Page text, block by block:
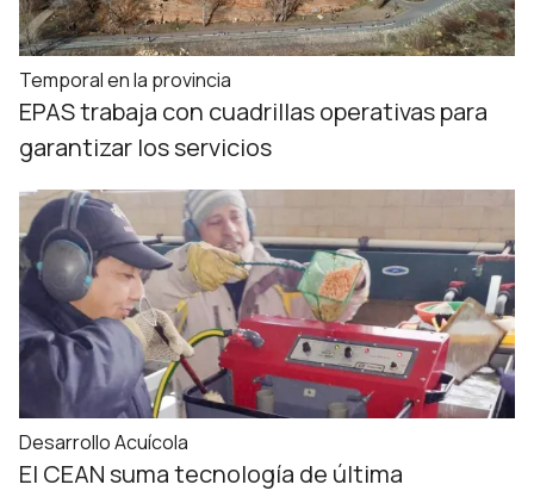
Temporal en la provincia
EPAS trabaja con cuadrillas operativas para
garantizar los servicios
Desarrollo Acuícola
El CEAN suma tecnología de última